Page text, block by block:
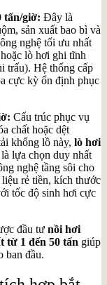
tấn/giờ: Đây là
sản xuất bao bì và
nghệ tối ưu nhất
lò hơi ghi tĩnh
trấu). Hệ thống cấp
cực kỳ ổn định phục
Cấu trúc phục vụ
chất hoặc dệt
khổng lồ này, lò hơi
lựa chọn duy nhất
nghệ tầng sôi cho
rẻ tiền, kích thước
tốc độ sinh hơi cực
đầu tư nồi hơi
từ 1 đến 50 tấn giúp
ban đầu.